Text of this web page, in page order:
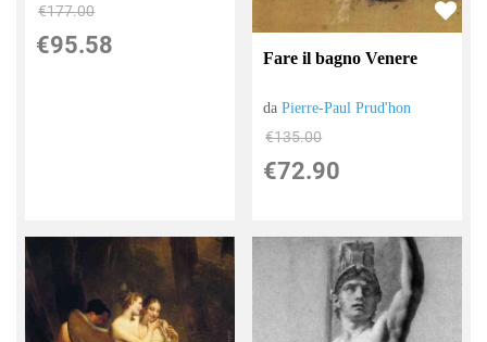
€177.00
€95.58 Fare il bagno Venere
daPierre-Paul Prud'hon
€135.00
€72.90